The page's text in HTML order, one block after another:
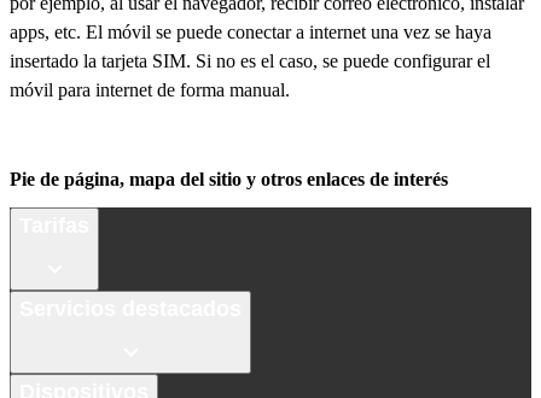
apps, etc. El móvil se puede conectar a internet una vez se haya
insertado la tarjeta SIM. Si no es el caso, se puede configurar el
móvil para internet de forma manual.
Pie de página, mapa del sitio y otros enlaces de interés